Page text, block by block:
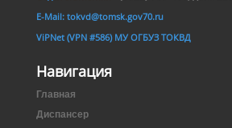
E-Mail: tokvd@tomsk.gov70.ru
ViPNet (VPN #586) МУ ОГБУЗ ТОКВД
Навигация
Главная
Диспансер